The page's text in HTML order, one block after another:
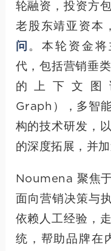
轮融资，投资方
老股东靖亚资本，
问 。本轮资金
代，包括营销垂
的上下文图
Graph），多智
构的技术研发，
的深度拓展，并
Noumena 聚焦
面向营销决策与
依赖人工经验，
统，帮助品牌在